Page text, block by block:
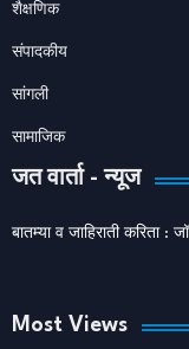
शैक्षणिक
संपादकीय
सांगली
सामाजिक
जत वार्ता - न्यूज
बातम्या व जाहिराती
Most Views